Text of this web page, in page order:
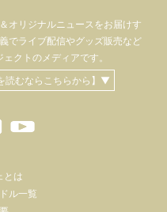
オリジナルニュースをお届けす
でライブ配信やグッズ販売など
クトのメディアです。
読むならこちらから】▼
とは
ル一覧